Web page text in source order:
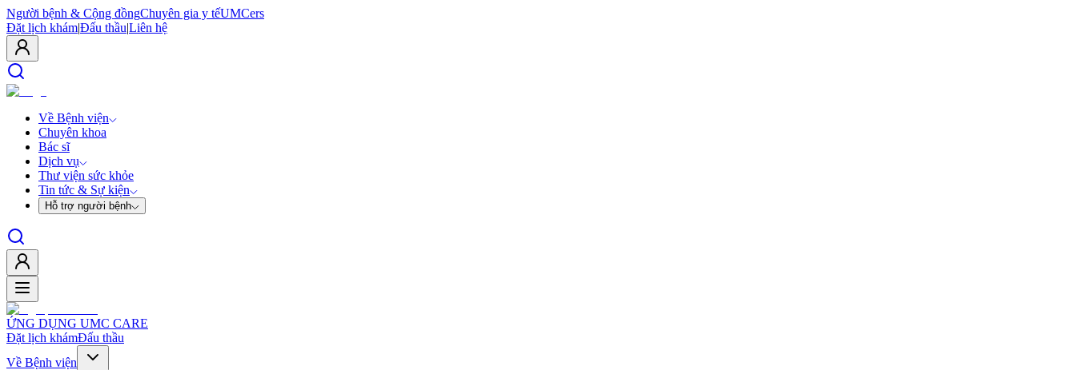
Người bệnh & Cộng đồngChuyên gia y tếUMCers
Đặt lịch khám|Đấu thầu|Liên hệ
Về Bệnh viện
Chuyên khoa
Bác sĩ
Dịch vụ
Thư viện sức khỏe
Tin tức & Sự kiện
Hỗ trợ người bệnh
ỨNG DỤNG UMC CARE
Đặt lịch khámĐấu thầu
Về Bệnh viện